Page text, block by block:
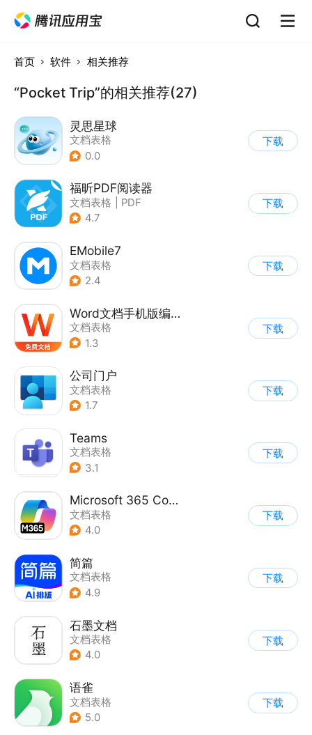
首页 软件 相关推荐
“Pocket Trip”的相关推荐(27)
灵思星球
文档表格
0.0
下载
福昕PDF阅读器
文档表格
PDF
4.7
下载
EMobile7
文档表格
2.4
下载
Word文档手机版编辑
文档表格
1.3
下载
公司门户
文档表格
1.7
下载
Teams
文档表格
3.1
下载
Microsoft 365 Copilot
文档表格
4.0
下载
简篇
文档表格
4.9
下载
石墨文档
文档表格
4.0
下载
语雀
文档表格
5.0
下载